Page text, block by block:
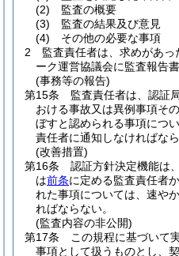
(2)
監査の概要
(3)
監査の結果及び意見
(4)
その他の必要な事項
2
監査責任者は、求めがあ
ーク運営協議会に監査報告
(事務等の報告)
第15条
監査責任者は、認証
おける事故又は異例事項そ
ぼすと認められる事項につ
責任者に通知しなければなら
(改善措置)
第16条
認証方針決定機能は、
は前条に定める監査責任者
れた事項については、速や
ればならない。
(監査内容の非公開)
第17条
この規程に基づいて
事項として扱うものとし、